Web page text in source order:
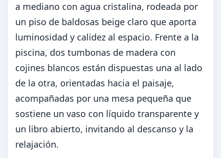
a mediano con agua cristalina, rodeada por
un piso de baldosas beige claro que aporta
luminosidad y calidez al espacio. Frente a la
piscina, dos tumbonas de madera con
cojines blancos están dispuestas una al lado
de la otra, orientadas hacia el paisaje,
acompañadas por una mesa pequeña que
sostiene un vaso con líquido transparente y
un libro abierto, invitando al descanso y la
relajación.